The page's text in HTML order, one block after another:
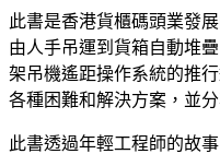
此書是香港貨櫃碼頭業發
由人手吊運到貨箱自動堆
架吊機遙距操作系統的推
各種困難和解決方案，並
此書透過年輕工程師的故